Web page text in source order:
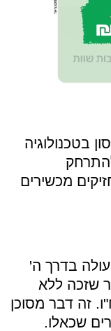
בטכנולוגיה
מכשירים
בדרך ה'
שזכה ללא
זה דבר מסוכן
שכאלו.